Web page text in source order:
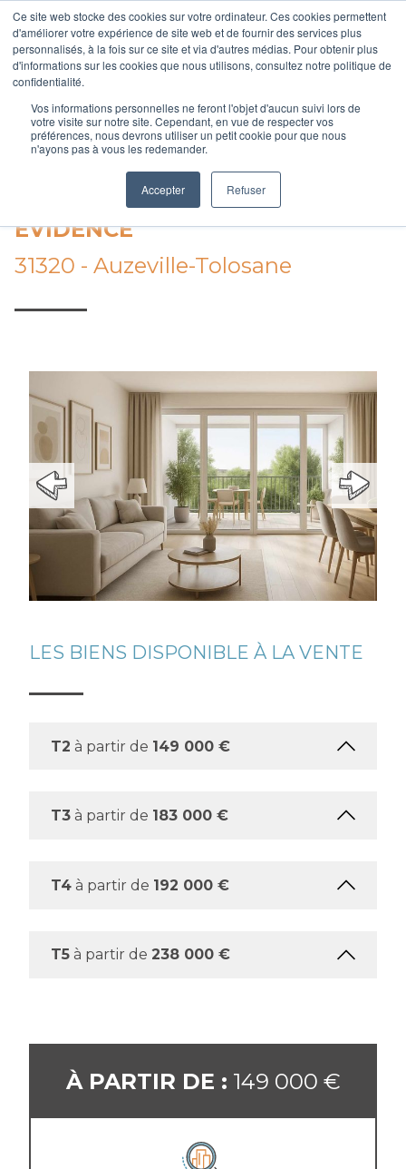
Ce site web stocke des cookies sur votre ordinateur. Ces cookies permettent
d'améliorer votre expérience de site web et de fournir des services plus
personnalisés, à la fois sur ce site et via d'autres médias. Pour obtenir plus
d'informations sur les cookies que nous utilisons, consultez notre politique de
confidentialité.
Vos informations personnelles ne feront l'objet d'aucun suivi lors de
votre visite sur notre site. Cependant, en vue de respecter vos
préférences, nous devrons utiliser un petit cookie pour que nous
n'ayons pas à vous les redemander.
Accepter Refuser
Aller
au
contenu
principal
Votre courtier en accession à la propriété
ÉVIDENCE
31320 - Auzeville-Tolosane
LES BIENS DISPONIBLE À LA VENTE
T2 à partir de 149 000 €
T3 à partir de 183 000 €
T4 à partir de 192 000 €
T5 à partir de 238 000 €
À PARTIR DE : 149 000 €